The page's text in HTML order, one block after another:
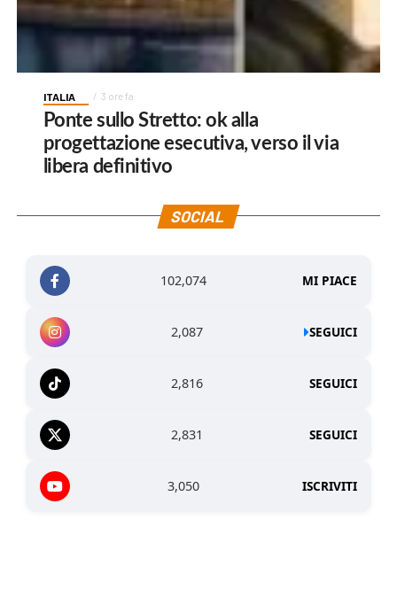
ITALIA 3 ore fa
Ponte sullo Stretto: ok alla
progettazione esecutiva, verso il via
libera definitivo
SOCIAL
102,074 MI PIACE
2,087 SEGUICI
2,816 SEGUICI
2,831 SEGUICI
3,050 ISCRIVITI